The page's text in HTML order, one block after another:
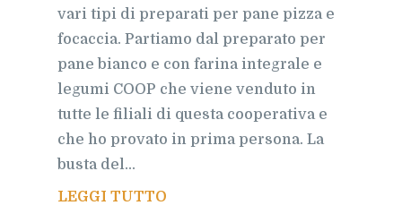
vari tipi di preparati per pane pizza e
focaccia. Partiamo dal preparato per
pane bianco e con farina integrale e
legumi COOP che viene venduto in
tutte le filiali di questa cooperativa e
che ho provato in prima persona. La
busta del...
LEGGI TUTTO